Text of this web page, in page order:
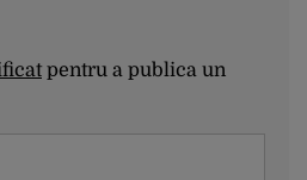
pentru a publica un